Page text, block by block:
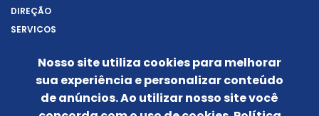
DIREÇÃO
SERVIÇOS
REITORIA
NOTÍCIAS
CONHEÇA O CÂMPUS
Nosso site utiliza cookies para melhorar
sua experiência e personalizar conteúdo
de anúncios. Ao utilizar nosso site você